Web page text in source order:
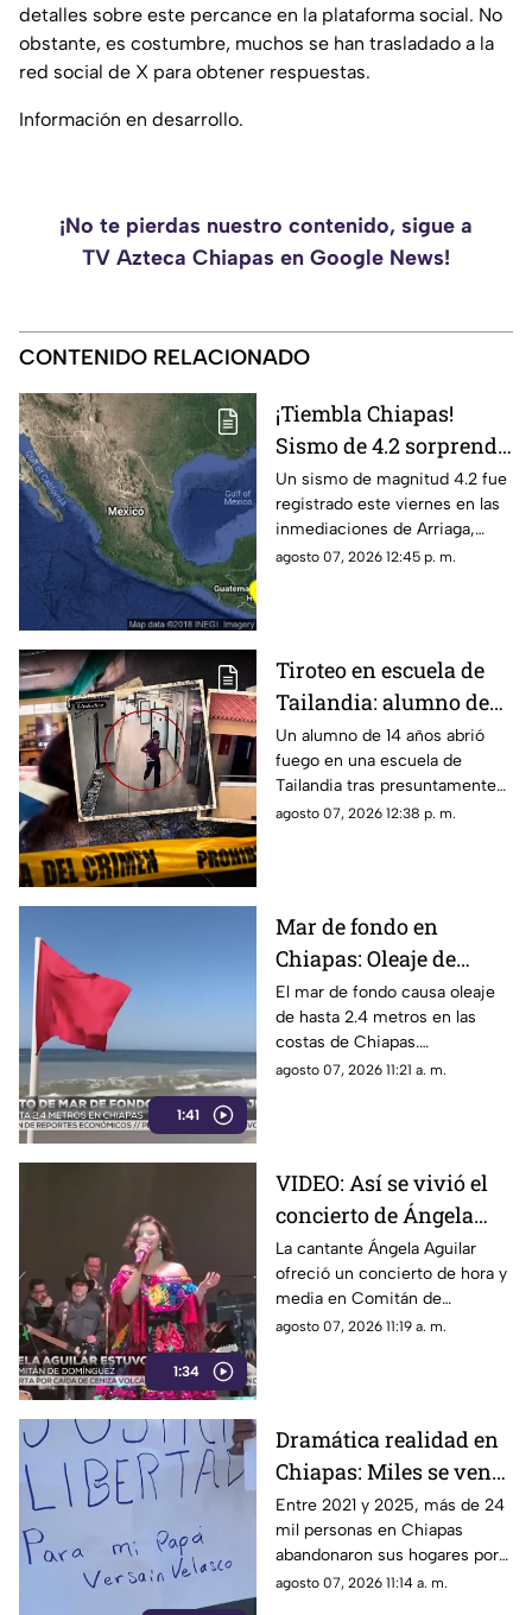
detalles sobre este percance en la plataforma social. No
obstante, es costumbre, muchos se han trasladado a la
red social de X para obtener respuestas.
Información en desarrollo.
¡No te pierdas nuestro contenido, sigue a
TV Azteca Chiapas en Google News!
CONTENIDO RELACIONADO
¡Tiembla Chiapas!
Sismo de 4.2 sorprende
a Arriaga este viernes 7
de agosto
Un sismo de magnitud 4.2 fue
registrado este viernes en las
inmediaciones de Arriaga,
Chiapas, de acuerdo con el
agosto 07, 2026 12:45 p. m.
Tiroteo en escuela de
Tailandia: alumno de
14 años mata a cinco
profesores, a sus
abuelos y deja decenas
de heridos
Un alumno de 14 años abrió
fuego en una escuela de
Tailandia tras presuntamente
matar a sus abuelos. El ataque
agosto 07, 2026 12:38 p. m.
1:41
Mar de fondo en
Chiapas: Oleaje de
hasta 2.4 metros alerta
a las costas del estado
El mar de fondo causa oleaje
de hasta 2.4 metros en las
costas de Chiapas.
Autoridades reportan 9
agosto 07, 2026 11:21 a. m.
1:34
VIDEO: Así se vivió el
concierto de Ángela
Aguilar en Comitán de
Domínguez, Chiapas
La cantante Ángela Aguilar
ofreció un concierto de hora y
media en Comitán de
Domínguez, donde sorprendió
agosto 07, 2026 11:19 a. m.
Dramática realidad en
Chiapas: Miles se ven
obligados a huir de sus
comunidades por la
violencia
Entre 2021 y 2025, más de 24
mil personas en Chiapas
abandonaron sus hogares por
la violencia. El Centro de
agosto 07, 2026 11:14 a. m.